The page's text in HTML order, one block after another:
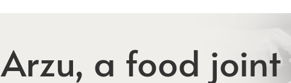
Arzu, a food joint